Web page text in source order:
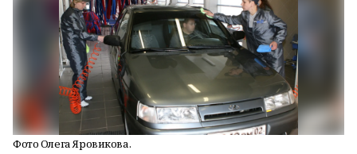
Фото Олега Яровикова.